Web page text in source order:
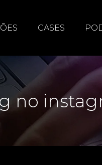
CASES
no